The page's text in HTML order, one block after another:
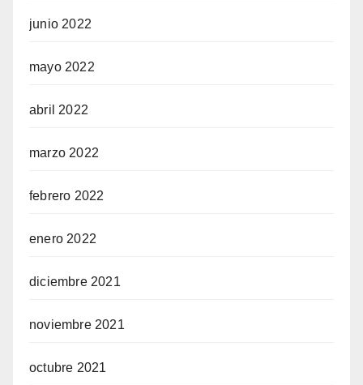
junio 2022
mayo 2022
abril 2022
marzo 2022
febrero 2022
enero 2022
diciembre 2021
noviembre 2021
octubre 2021